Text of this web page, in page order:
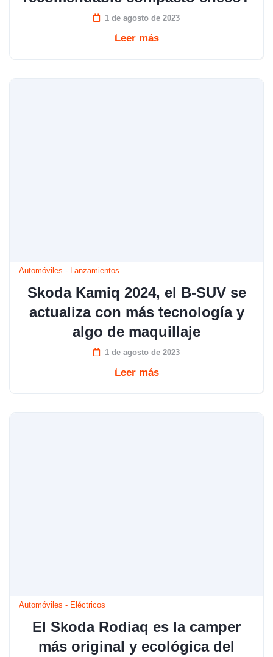
1 de agosto de 2023
Leer más
Automóviles - Lanzamientos
Skoda Kamiq 2024, el B-SUV se
actualiza con más tecnología y
algo de maquillaje
1 de agosto de 2023
Leer más
Automóviles - Eléctricos
El Skoda Rodiaq es la camper
más original y ecológica del